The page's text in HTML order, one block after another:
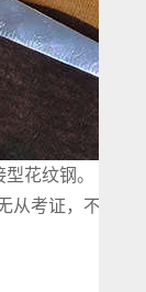
花纹钢。 据说
考证，不过大